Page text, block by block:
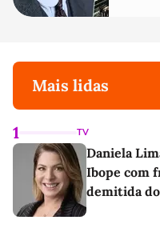
Mais lidas
1 TV
Daniela
Ibope com
demitida